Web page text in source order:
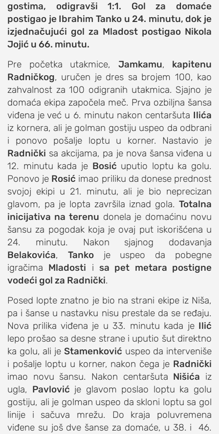
zabava
muzika
putovanja
studenti
organizacije
konkursi
fakulteti
studentski život
zdravlje
it
kolumna
sdl podkast
STUDENTSKI DNEVNI LIST
o nama
impresum
kontakt
gostima, odigravši 1:1. Gol za domaće
postigao je Ibrahim Tanko u 24. minutu, dok je
izjednačujući gol za Mladost postigao Nikola
Jojić u 66. minutu.
Pre početka utakmice, Jamkamu, kapitenu
Radničkog, uručen je dres sa brojem 100, kao
zahvalnost za 100 odigranih utakmica. Sjajno je
domaća ekipa započela meč. Prva ozbiljna šansa
viđena je već u 6. minutu nakon centaršuta Ilića
iz kornera, ali je golman gostiju uspeo da odbrani
i ponovo pošalje loptu u korner. Nastavio je
Radnički sa akcijama, pa je nova šansa viđena u
12. minutu kada je Bosić uputio loptu ka golu.
Ponovo je Rosić imao priliku da donese prednost
svojoj ekipi u 21. minutu, ali je bio neprecizan
glavom, pa je lopta završila iznad gola. Totalna
inicijativa na terenu donela je domaćinu novu
šansu za pogodak koja je ovaj put iskorišćena u
24. minutu. Nakon sjajnog dodavanja
Belakovića, Tankoje uspeo da pobegne
igračima Mladosti i sa pet metara postigne
vodeći gol za Radnički.
Posed lopte znatno je bio na strani ekipe iz Niša,
pa i šanse u nastavku nisu prestale da se ređaju.
Nova prilika viđena je u 33. minutu kada je Ilić
lepo prošao sa desne strane i uputio šut direktno
ka golu, ali je Stamenković uspeo da interveniše
i pošalje loptu u korner, nakon čega je Radnički
imao novu šansu. Nakon centaršuta Nišića iz
ugla, Pavlović je glavom poslao loptu ka golu
gostiju, ali je golman uspeo da skloni loptu sa gol
linije i sačuva mrežu. Do kraja poluvremena
viđene su još dve šanse za domaće, u 38. i 46.